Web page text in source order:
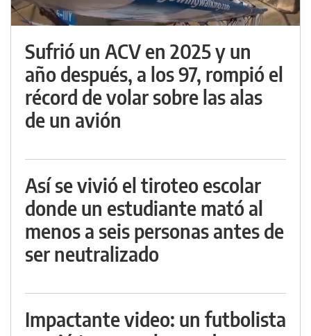
Sufrió un ACV en 2025 y un
año después, a los 97, rompió el
récord de volar sobre las alas
de un avión
Así se vivió el tiroteo escolar
donde un estudiante mató al
menos a seis personas antes de
ser neutralizado
Impactante video: un futbolista